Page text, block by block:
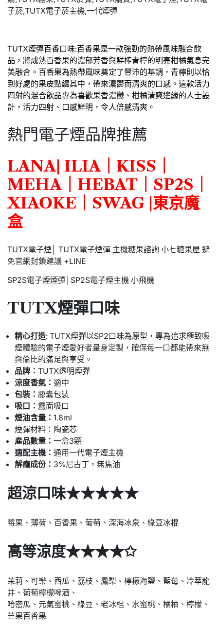
TUTX煙彈百香口味:百香果是一款強勁的熱帶風味融合飲
品，將成熟百香果的濃郁芳香與鮮榨青檸的明亮柑橘氣息完
美融合。百香果為熱帶風味奠定了豐沛的基調，青檸則以恰
到好處的果皮點綴其中，帶來濃鬱而清爽的口感。這款活力
四射的混合飲品專為喜歡果香濃鬱、柑橘清爽邊緣的人士設
計，活力四射、口感鮮明，令人倍感清爽。
熱門電子煙品牌推薦
LANA| ILIA｜ KISS
MEHA｜ HEBAT SP2S
XIAOKE
SWAG |東京魔
盒
TUTX電子煙│ TUTX電子煙彈 主機糖果諮詢 小七糖果屋 避
免官網封鎖建議 +LINE
SP2S電子煙煙彈│SP2S電子煙主機 小飛機
TUTX煙彈口味
精心打造: TUTX煙彈以SP2口味為原型，專為追求極致吸
煙體驗的電子煙愛好者量身定製，確保每一口都能帶來無
與倫比的滿足與享受。
品牌： TUTX透明煙彈
涼度香氣： 適中
包裝： 膠囊包裝
吸口： 霧面吸口
煙油含量： 1.8ml
煙彈材料：陶瓷芯
產品數量： 一盒3顆
適配主機： 通用一代電子煙主機
解癮成份： 3%尼古丁，無焦油
超涼口味★★★★★
莓果、薄荷、百香果、葡萄、深海冰泉、綠豆冰棍
高等涼度★★★★✩
茉莉、可樂、西瓜、荔枝、鳳梨、檸檬海鹽、藍莓、冷萃龍
井、葡萄檸檬啤酒、
哈密瓜、元氣蜜桃、綠豆、老冰棍、水蜜桃、橘柚、檸檬、
芒果百香果